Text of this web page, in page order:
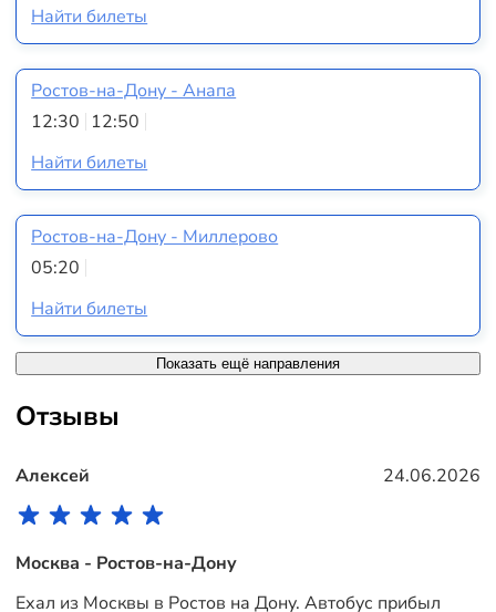
Найти билеты
Ростов-на-Дону - Анапа
12:30 12:50
Найти билеты
Ростов-на-Дону - Миллерово
05:20
Найти билеты
Показать ещё направления
Отзывы
Алексей 24.06.2026
Москва - Ростов-на-Дону
Ехал из Москвы в Ростов на Дону. Автобус прибыл